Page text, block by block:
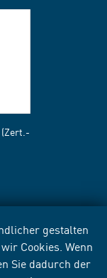
gestalten
Cookies. Wenn
Sie dadurch der
(Zert.-